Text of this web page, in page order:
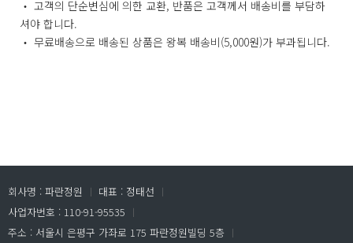
‧ 고객의 단순변심에 의한 교환, 반품은 고객께서 배송비를 부담하
셔야 합니다.
‧ 무료배송으로 배송된 상품은 왕복 배송비(5,000원)가 부과됩니다.
회사명 : 파란정원 ㅣ 대표 : 정태선 ㅣ
사업자번호 : 110-91-95535 ㅣ
주소 : 서울시 은평구 가좌로 175 파란정원빌딩 5층 ㅣ